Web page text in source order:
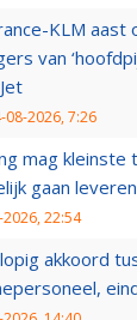
KLM aast
van
08-2026, 7:26
mag kleinste
gaan leveren
2026, 22:54
akkoord